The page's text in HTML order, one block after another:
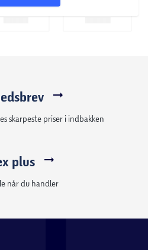
skarpeste priser i indbakken
plus
når du handler